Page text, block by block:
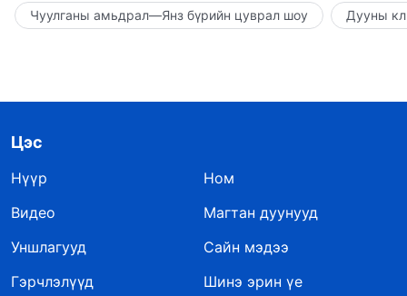
Чуулганы амьдрал—Янз бүрийн цуврал шоу Дууны
Цэс
Нүүр
Ном
Видео
Магтан дуунууд
Уншлагууд
Сайн мэдээ
Гэрчлэлүүд
Шинэ эрин үе